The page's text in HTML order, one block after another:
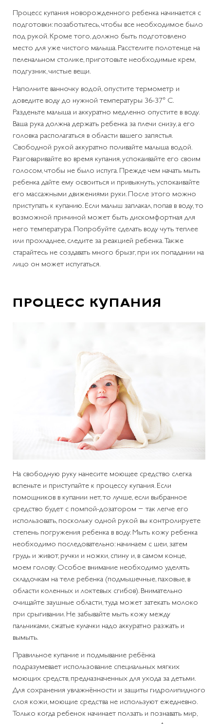
Процесс купания новорожденного ребенка начинается с
подготовки: позаботьтесь, чтобы все необходимое было
под рукой. Кроме того, должно быть подготовлено
место для уже чистого малыша. Расстелите полотенце на
пеленальном столике, приготовьте необходимые крем,
подгузник, чистые вещи.
Наполните ванночку водой, опустите термометр и
доведите воду до нужной температуры 36-37° С.
Разденьте малыша и аккуратно медленно опустите в воду.
Ваша рука должна держать ребенка за плечи снизу, а его
головка располагаться в области вашего запястья.
Свободной рукой аккуратно поливайте малыша водой.
Разговаривайте во время купания, успокаивайте его своим
голосом, чтобы не было испуга. Прежде чем начать мыть
ребенка дайте ему освоиться и привыкнуть, успокаивайте
его массажными движениями руки. После этого можно
приступать к купанию. Если малыш заплакал, попав в воду, то
возможной причиной может быть дискомфортная для
него температура. Попробуйте сделать воду чуть теплее
или прохладнее, следите за реакцией ребенка. Также
старайтесь не создавать много брызг, при их попадании на
лицо он может испугаться.
ПРОЦЕСС КУПАНИЯ
На свободную руку нанесите моющее средство слегка
вспеньте и приступайте к процессу купания. Если
помощников в купании нет, то лучше, если выбранное
средство будет с помпой-дозатором − так легче его
использовать, поскольку одной рукой вы контролируете
степень погружения ребенка в воду. Мыть кожу ребенка
необходимо последовательно: начинаем с шеи, затем
грудь и живот, ручки и ножки, спину и, в самом конце,
моем голову. Особое внимание необходимо уделять
складочкам на теле ребенка (подмышечные, паховые, в
области коленных и локтевых сгибов). Внимательно
очищайте заушные области, туда может затекать молоко
при срыгивании. Не забывайте мыть кожу между
пальчиками, сжатые кулачки надо аккуратно разжать и
вымыть.
Правильное купание и подмывание ребёнка
подразумевает использование специальных мягких
моющих средств, предназначенных для ухода за детьми.
Для сохранения увлажнённости и защиты гидролипидного
слоя кожи, моющие средства не используют ежедневно.
Только когда ребенок начинает ползать и познавать мир,